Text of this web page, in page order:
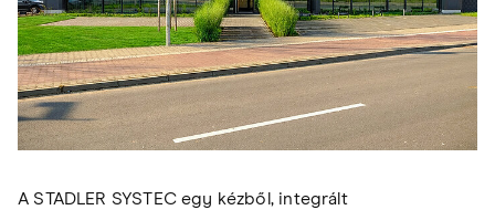
A STADLER SYSTEC egy kézből, integrált